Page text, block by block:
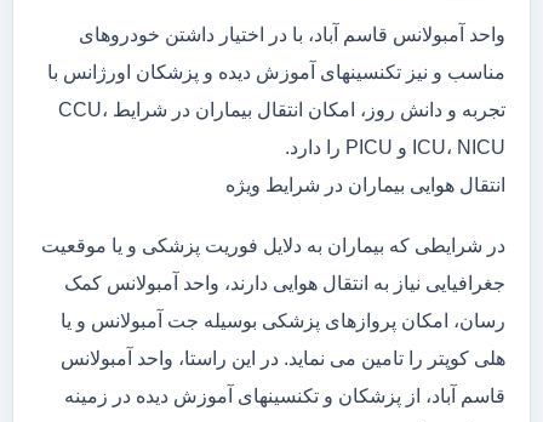
واحد آمبولانس قاسم آباد، با در اختیار داشتن خودروهای
مناسب و نیز تکنسینهای آموزش دیده و پزشکان اورژانس با
تجربه و دانش روز، امکان انتقال بیماران در شرایط CCU،
ICU، NICU و PICU را دارد.
انتقال هوایی بیماران در شرایط ویژه
در شرایطی که بیماران به دلایل فوریت پزشکی و یا موقعیت
جغرافیایی نیاز به انتقال هوایی دارند، واحد آمبولانس کمک
رسان، امکان پروازهای پزشکی بوسیله جت آمبولانس و یا
هلی کوپتر را تامین می نماید. در این راستا، واحد آمبولانس
قاسم آباد، از پزشکان و تکنسینهای آموزش دیده در زمینه